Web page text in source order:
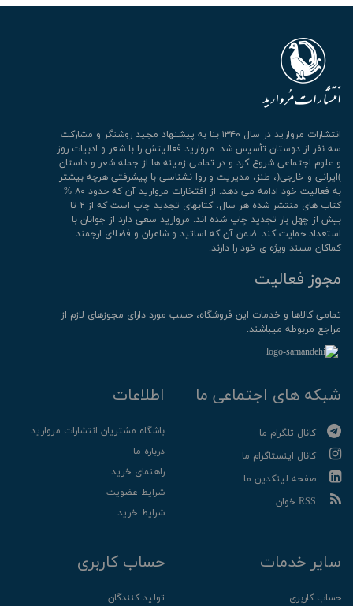
انتشارات مروارید در سال ۱۳۴۰ بنا به پیشنهاد مجید روشنگر و مشارکت
سه نفر از دوستان تأسیس شد. مروارید فعالیتش را با شعر و ادبیات روز
و علوم اجتماعی شروع کرد و در تمامی زمینه ها از جمله شعر و داستان
)ایرانی و خارجی(، طنز، مدیریت و روا نشناسی با پیشرفتی هرچه بیشتر
به فعالیت خود ادامه می دهد. از افتخارات مروارید آن که حدود ۸۰ %
کتاب های منتشر شده هر سال، کتابهای تجدید چاپ است که از ۲ تا
بیش از چهل بار تجدید چاپ شده اند. مروارید سعی دارد از جوانان با
استعداد حمایت کند. ضمن آن که اساتید و شاعران و فضلای ارجمند
کماکان مسند ویژه ی خود را دارند.
مجوز فعالیت
تمامی كالاها و خدمات این فروشگاه، حسب مورد دارای مجوزهای لازم از
مراجع مربوطه میباشند.
شبکه های اجتماعی ما
کانال تلگرام ما
کانال اینستاگرام ما
صفحه لینکدین ما
RSS خوان
اطلاعات
باشگاه مشتریان انتشارات مروارید
درباره ما
راهنمای خرید
شرایط عضویت
شرایط خرید
سایر خدمات
حساب کاربری
حساب کاربری
تولید کنندگان